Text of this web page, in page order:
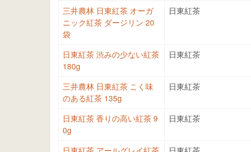
三井農林 日東紅茶 オーガ
ニック紅茶 ダージリン 20
袋
日東紅茶
日東紅茶 渋みの少ない紅茶
180g
日東紅茶
三井農林 日東紅茶 こく味
のある紅茶 135g
日東紅茶
日東紅茶 香りの高い紅茶 9
0g
日東紅茶